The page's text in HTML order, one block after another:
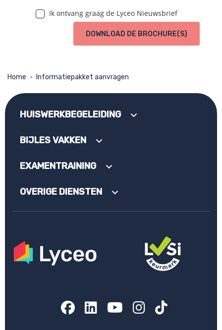
Ik ontvang graag de Lyceo Nieuwsbrief
DOWNLOAD DE BROCHURE(S)
Home > Informatiepakket aanvragen
HUISWERKBEGELEIDING
BIJLES VAKKEN
EXAMENTRAINING
OVERIGE DIENSTEN
Facebook
LinkedIn
YouTube
Instagram
TikTok